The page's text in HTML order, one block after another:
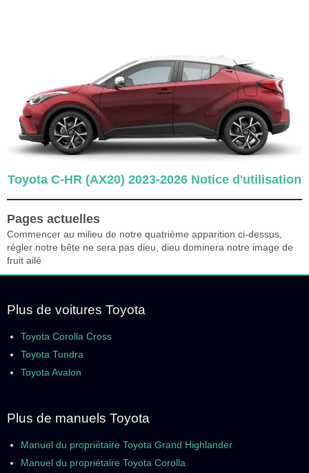
Toyota C-HR (AX20) 2023-2026 Notice d'utilisation
Pages actuelles
Commencer au milieu de notre quatrième apparition ci-dessus,
régler notre bête ne sera pas dieu, dieu dominera notre image de
fruit ailé
Plus de voitures Toyota
Toyota Corolla Cross
Toyota Tundra
Toyota Avalon
Plus de manuels Toyota
Manuel du propriétaire Toyota Grand Highlander
Manuel du propriétaire Toyota Corolla